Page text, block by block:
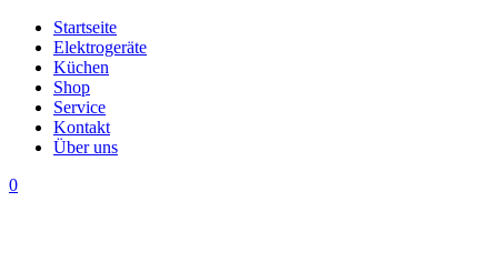
Startseite
Elektrogeräte
Küchen
Shop
Service
Kontakt
Über uns
0